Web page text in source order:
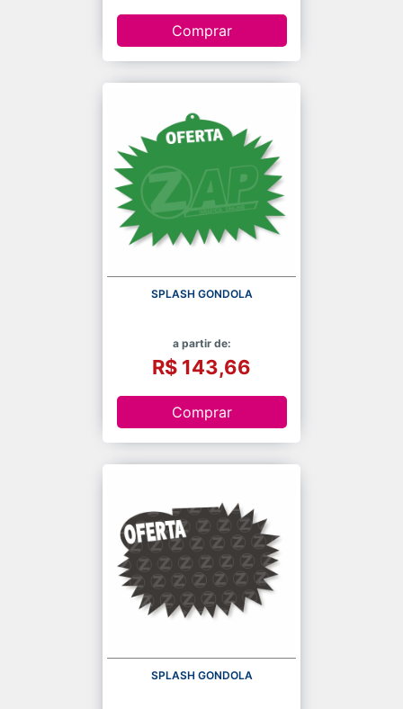
Comprar
SPLASH GONDOLA
a partir de:
R$ 143,66
Comprar
SPLASH GONDOLA